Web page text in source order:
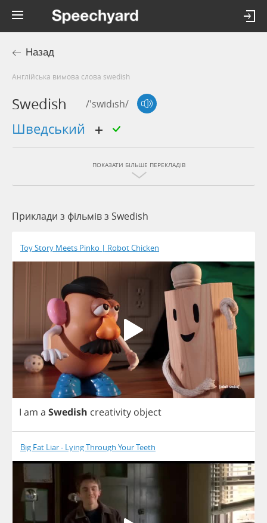
Назад
Англійська вимова слова swedish
Swedish /'swidɪsh/
шведський
ПОКАЗАТИ БІЛЬШЕ ПЕРЕКЛАДІВ
Приклади з фільмів з Swedish
Toy Story Meets Pinko | Robot Chicken
I am a Swedish creativity object
Big Fat Liar - Lying Through Your Teeth